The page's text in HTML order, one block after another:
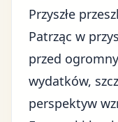
Przyszłe
Patrząc w
przed
wydatków,
perspektyw